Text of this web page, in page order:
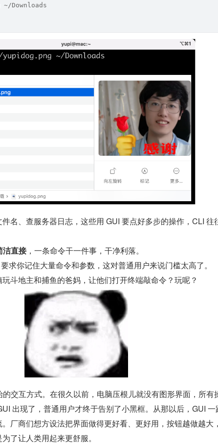
Downloads
名、查服务器日志，这些用 GUI 要点好多步的操作，CLI 往
洁直接，一条命令干一件事，干净利落。
求你记住大量命令和参数，这对普通用户来说门槛太高了。
斗地主和捕鱼的爸妈，让他们打开终端敲命令？玩呢？
交互方式。在很久以前，电脑压根儿就没有图形界面，所有
出现了，普通用户才终于告别了小黑框。从那以后，GUI 一
厂商们想方设法把界面做得更好看、更好用，按钮越做越大
了让人类用起来更舒服。